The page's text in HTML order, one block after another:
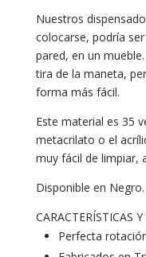
Nuestros
colocarse, podría
pared, en un
tira de la maneta,
forma más fácil.
Este material es 35
metacrilato o el
muy fácil de limpiar,
Disponible en Negro.
CARACTERÍSTICAS
Perfecta